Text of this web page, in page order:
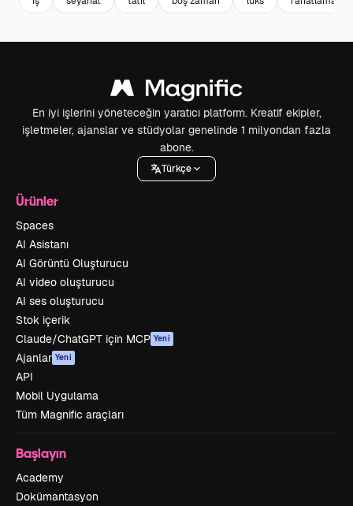
En iyi işlerini yöneteceğin yaratıcı platform. Kreatif ekipler,
işletmeler, ajanslar ve stüdyolar genelinde 1 milyondan fazla
abone.
Türkçe
Ürünler
Spaces
AI Asistanı
AI Görüntü Oluşturucu
AI video oluşturucu
AI ses oluşturucu
Stok içerik
Claude/ChatGPT için MCP Yeni
Ajanlar Yeni
API
Mobil Uygulama
Tüm Magnific araçları
Başlayın
Academy
Dokümantasyon